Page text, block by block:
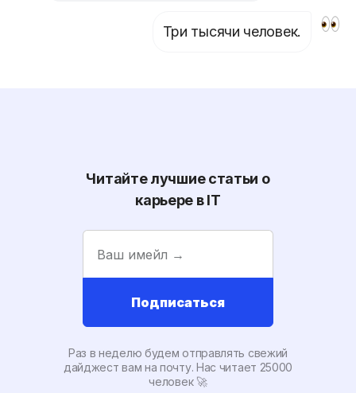
Три тысячи человек.
Читайте лучшие статьи о
карьере в IT
Подписаться
Раз в неделю будем отправлять свежий
дайджест вам на почту. Наc читает 25000
человек 🚀